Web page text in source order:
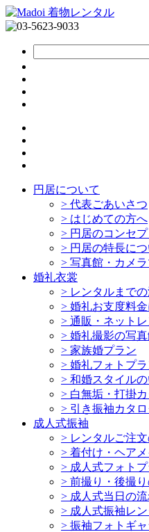
円居について
> 代表ごあいさつ
> はじめての方へ
> 円居のコンセプ
> 円居の特長に
> 写真館・カメ
婚礼衣裳
> レンタルまで
> 婚礼お支度料
> 通販・ネット
> 婚礼撮影の写
> 家族婚プラン
> 婚礼フォトプラ
> 和婚スタイル
> 白無垢・打掛
> 引き振袖カタ
成人式振袖
> レンタルご注
> 着付け・ヘア
> 成人式フォト
> 前撮り・後撮
> 成人式当日の
> 成人式振袖レ
> 振袖フォトギ